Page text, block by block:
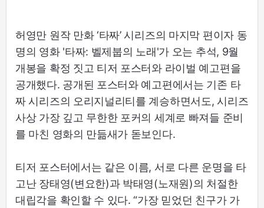
허영만 원작 만화 ‘타짜’ 시리즈의 마지막 편이자 동
명의 영화 '타짜: 벨제붑의 노래'가 오는 추석, 9월
개봉을 확정 짓고 티저 포스터와 라이벌 예고편을
공개했다. 공개된 포스터와 예고편에서는 기존 타
짜 시리즈의 오리지널리티를 계승하면서도, 시리즈
사상 가장 깊고 무한한 포커의 세계로 빠져들 준비
를 마친 영화의 만듦새가 돋보인다.
티저 포스터에서는 같은 이름, 서로 다른 운명을 타
고난 장태영(변요한)과 박태영(노재원)의 처절한
대립각을 확인할 수 있다. “가장 믿었던 친구가 가